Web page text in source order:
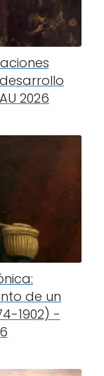
2026
de un
1902) -